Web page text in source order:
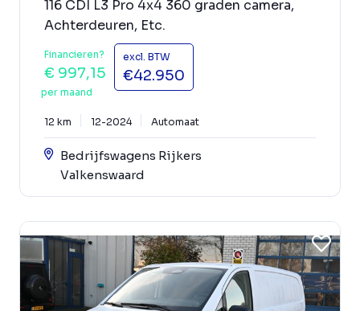
116 CDI L3 Pro 4x4 360 graden camera,
Achterdeuren, Etc.
Financieren?
€ 997,15
per maand
excl. BTW
€42.950
12 km 12-2024 Automaat
Bedrijfswagens Rijkers
Valkenswaard